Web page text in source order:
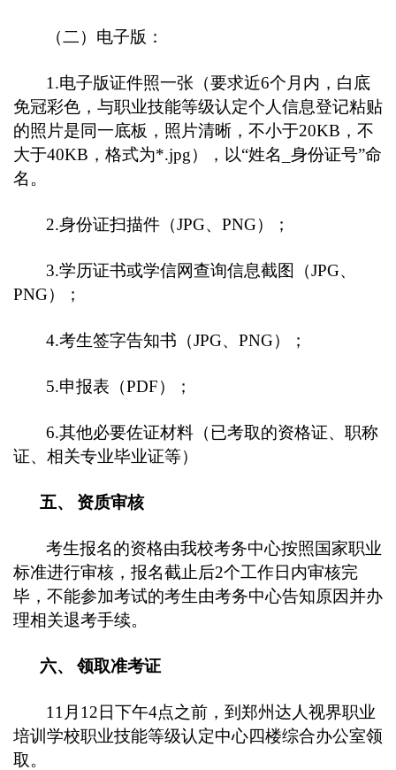
（二） 电子版：
1.电子版证件照一张（要求近6个月内，白底
免冠彩色，与职业技能等级认定个人信息登记粘贴
的照片是同一底板，照片清晰，不小于20KB，不
大于40KB，格式为*.jpg），以“姓名_身份证号”命
名。
2.身份证扫描件（JPG、PNG）；
3.学历证书或学信网查询信息截图（JPG、
PNG）；
4.考生签字告知书（JPG、PNG）；
5.申报表（PDF）；
6.其他必要佐证材料（已考取的资格证、职称
证、相关专业毕业证等）
五、 资质审核
考生报名的资格由我校考务中心按照国家职业
标准进行审核 ， 报名截止后2个工作日内审核完
毕，不能参加考试的考生由考务中心告知原因并办
理相关退考手续。
六、 领取准考证
11 月 12 日下午4点之前 ， 到 郑州达人视界职业
培训学校职业技能等级认定中心四楼综合办公室领
取。